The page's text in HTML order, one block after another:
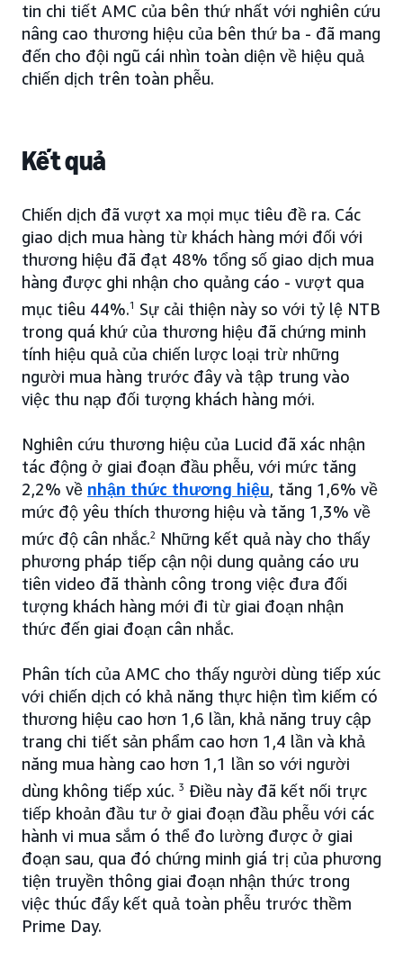
tin chi tiết AMC của bên thứ nhất với nghiên cứu
nâng cao thương hiệu của bên thứ ba - đã mang
đến cho đội ngũ cái nhìn toàn diện về hiệu quả
chiến dịch trên toàn phễu.
Kết quả
Chiến dịch đã vượt xa mọi mục tiêu đề ra. Các
giao dịch mua hàng từ khách hàng mới đối với
thương hiệu đã đạt 48% tổng số giao dịch mua
hàng được ghi nhận cho quảng cáo - vượt qua
mục tiêu 44%.1
Sự cải thiện này so với tỷ lệ NTB
trong quá khứ của thương hiệu đã chứng minh
tính hiệu quả của chiến lược loại trừ những
người mua hàng trước đây và tập trung vào
việc thu nạp đối tượng khách hàng mới.
Nghiên cứu thương hiệu của Lucid đã xác nhận
tác động ở giai đoạn đầu phễu, với mức tăng
2,2% về nhận thức thương hiệu, tăng 1,6% về
mức độ yêu thích thương hiệu và tăng 1,3% về
mức độ cân nhắc.2
Những kết quả này cho thấy
phương pháp tiếp cận nội dung quảng cáo ưu
tiên video đã thành công trong việc đưa đối
tượng khách hàng mới đi từ giai đoạn nhận
thức đến giai đoạn cân nhắc.
Phân tích của AMC cho thấy người dùng tiếp xúc
với chiến dịch có khả năng thực hiện tìm kiếm có
thương hiệu cao hơn 1,6 lần, khả năng truy cập
trang chi tiết sản phẩm cao hơn 1,4 lần và khả
năng mua hàng cao hơn 1,1 lần so với người
dùng không tiếp xúc. 3 Điều này đã kết nối trực
tiếp khoản đầu tư ở giai đoạn đầu phễu với các
hành vi mua sắm ó thể đo lường được ở giai
đoạn sau, qua đó chứng minh giá trị của phương
tiện truyền thông giai đoạn nhận thức trong
việc thúc đẩy kết quả toàn phễu trước thềm
Prime Day.